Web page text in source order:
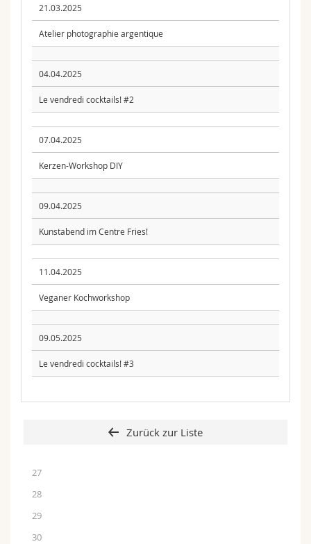
21.03.2025
Atelier photographie argentique
04.04.2025
Le vendredi cocktails! #2
07.04.2025
Kerzen-Workshop DIY
09.04.2025
Kunstabend im Centre Fries!
11.04.2025
Veganer Kochworkshop
09.05.2025
Le vendredi cocktails! #3
Zurück zur Liste
27
28
29
30